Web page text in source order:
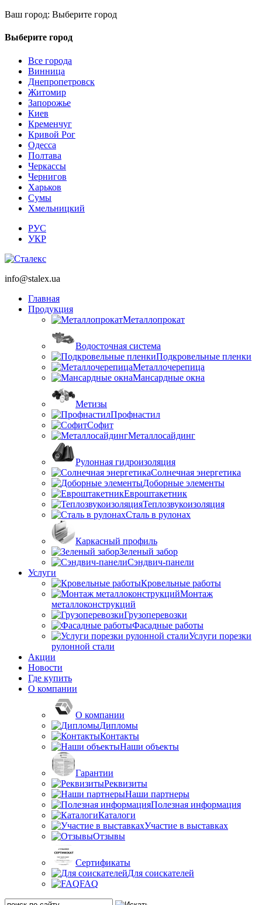
Ваш город: Выберите город
Выберите город
Все города
Винница
Днепропетровск
Житомир
Запорожье
Киев
Кременчуг
Кривой Рог
Одесса
Полтава
Черкассы
Чернигов
Харьков
Сумы
Хмельницкий
РУС
УКР
info@stalex.ua
Главная
Продукция
Металлопрокат
Водосточная система
Подкровельные пленки
Металлочерепица
Мансардные окна
Метизы
Профнастил
Софит
Металлосайдинг
Рулонная гидроизоляция
Солнечная энергетика
Доборные элементы
Евроштакетник
Теплозвукоизоляция
Сталь в рулонах
Каркасный профиль
Зеленый забор
Сэндвич-панели
Услуги
Кровельные работы
Монтаж
металлоконструкций
Грузоперевозки
Фасадные работы
Услуги порезки
рулонной стали
Акции
Новости
Где купить
О компании
О компании
Дипломы
Контакты
Наши объекты
Гарантии
Реквизиты
Наши партнеры
Полезная информация
Каталоги
Участие в выставках
Отзывы
Сертификаты
Для соискателей
FAQ